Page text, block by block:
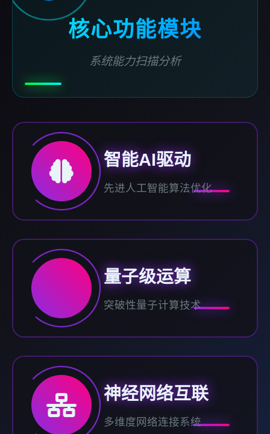
核心功能模块
系统能力扫描分析
智能AI驱动
先进人工智能算法优化
量子级运算
突破性量子计算技术
神经网络互联
多维度网络连接系统